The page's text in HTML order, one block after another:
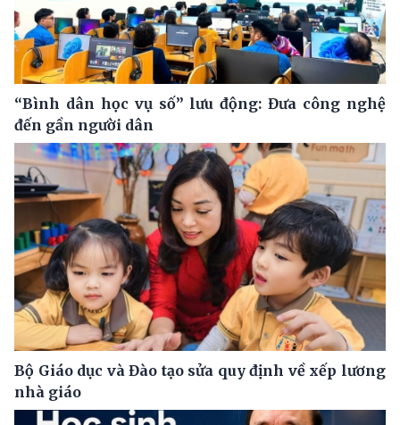
“Bình dân học vụ số” lưu động: Đưa công nghệ
đến gần người dân
Bộ Giáo dục và Đào tạo sửa quy định về xếp lương
nhà giáo